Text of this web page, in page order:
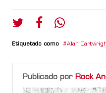
Etiquetado como Alan
Publicado por Rock